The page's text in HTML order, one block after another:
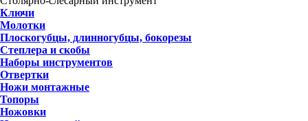
Ключи
Молотки
Плоскогубцы, длинногубцы, бокорезы
Степлера и скобы
Наборы инструментов
Отвертки
Ножи монтажные
Топоры
Ножовки